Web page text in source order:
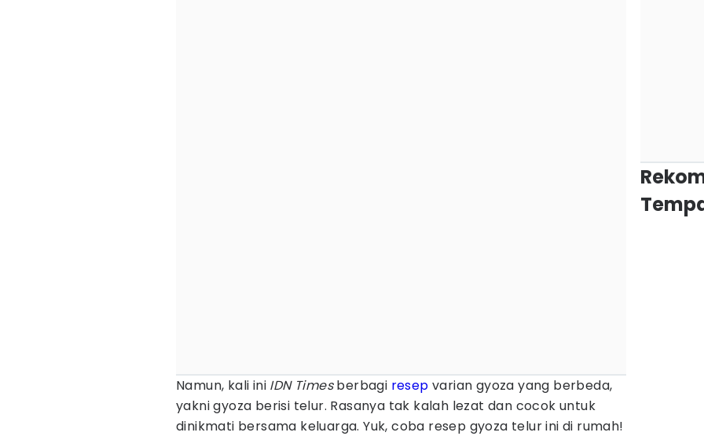
Namun, kali ini IDN Timesberbagi resep varian gyoza yang berbeda,
yakni gyoza berisi telur. Rasanya tak kalah lezat dan cocok untuk
dinikmati bersama keluarga. Yuk, coba resep gyoza telur ini di rumah!